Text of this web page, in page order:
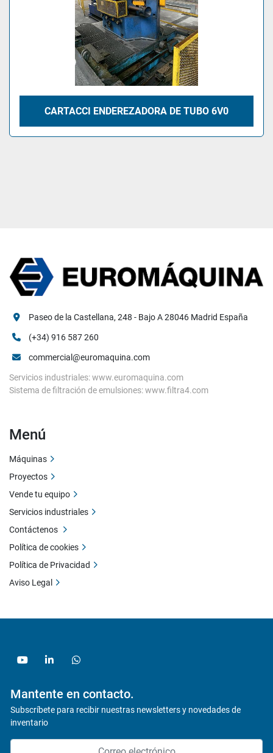
CARTACCI ENDEREZADORA DE TUBO 6V0
youtubelinkedinwhatsapp
Mantente en contacto.
Subscríbete para recibir nuestras newsletters y novedades de
inventario
Paseo de la Castellana, 248 - Bajo A 28046 Madrid España
(+34) 916 587 260
commercial@euromaquina.com
Servicios industriales: www.euromaquina.com
Sistema de filtración de emulsiones: www.filtra4.com
Menú
Máquinas
Proyectos
Vende tu equipo
Servicios industriales
Contáctenos
Política de cookies
Política de Privacidad
Aviso Legal